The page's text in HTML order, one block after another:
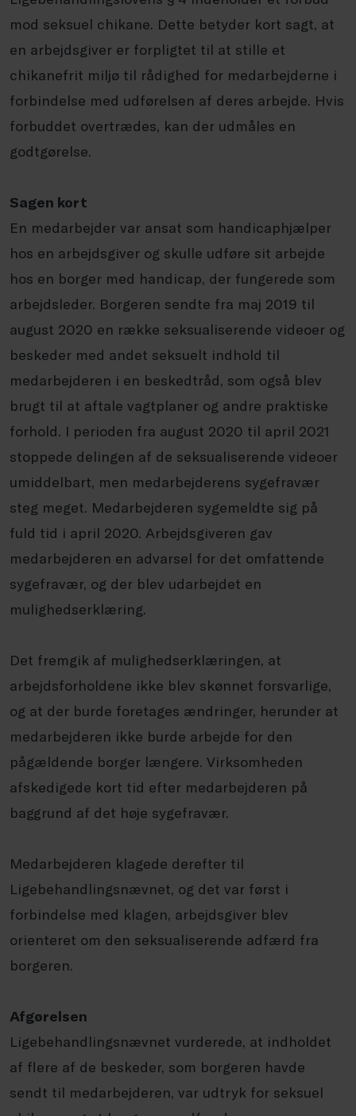
mod seksuel chikane. Dette betyder kort sagt, at
en arbejdsgiver er forpligtet til at stille et
chikanefrit miljø til rådighed for medarbejderne i
forbindelse med udførelsen af deres arbejde. Hvis
forbuddet overtrædes, kan der udmåles en
godtgørelse.
Sagen kort
En medarbejder var ansat som handicaphjælper
hos en arbejdsgiver og skulle udføre sit arbejde
hos en borger med handicap, der fungerede som
arbejdsleder. Borgeren sendte fra maj 2019 til
august 2020 en række seksualiserende videoer og
beskeder med andet seksuelt indhold til
medarbejderen i en beskedtråd, som også blev
brugt til at aftale vagtplaner og andre praktiske
forhold. I perioden fra august 2020 til april 2021
stoppede delingen af de seksualiserende videoer
umiddelbart, men medarbejderens sygefravær
steg meget. Medarbejderen sygemeldte sig på
fuld tid i april 2020. Arbejdsgiveren gav
medarbejderen en advarsel for det omfattende
sygefravær, og der blev udarbejdet en
mulighedserklæring.
Det fremgik af mulighedserklæringen, at
arbejdsforholdene ikke blev skønnet forsvarlige,
og at der burde foretages ændringer, herunder at
medarbejderen ikke burde arbejde for den
pågældende borger længere. Virksomheden
afskedigede kort tid efter medarbejderen på
baggrund af det høje sygefravær.
Medarbejderen klagede derefter til
Ligebehandlingsnævnet, og det var først i
forbindelse med klagen, arbejdsgiver blev
orienteret om den seksualiserende adfærd fra
borgeren.
Afgørelsen
Ligebehandlingsnævnet vurderede, at indholdet
af flere af de beskeder, som borgeren havde
sendt til medarbejderen, var udtryk for seksuel